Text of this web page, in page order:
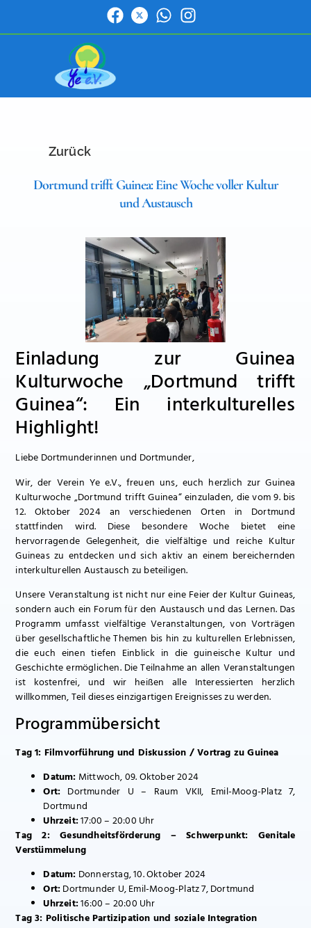
Zurück
Dortmund trifft Guinea: Eine Woche voller Kultur
und Austausch
Einladung zur Guinea
Kulturwoche „Dortmund trifft
Guinea“: Ein interkulturelles
Highlight!
Liebe Dortmunderinnen und Dortmunder,
Wir, der Verein Ye e.V., freuen uns, euch herzlich zur Guinea
Kulturwoche „Dortmund trifft Guinea“ einzuladen, die vom 9. bis
12. Oktober 2024 an verschiedenen Orten in Dortmund
stattfinden wird. Diese besondere Woche bietet eine
hervorragende Gelegenheit, die vielfältige und reiche Kultur
Guineas zu entdecken und sich aktiv an einem bereichernden
interkulturellen Austausch zu beteiligen.
Unsere Veranstaltung ist nicht nur eine Feier der Kultur Guineas,
sondern auch ein Forum für den Austausch und das Lernen. Das
Programm umfasst vielfältige Veranstaltungen, von Vorträgen
über gesellschaftliche Themen bis hin zu kulturellen Erlebnissen,
die euch einen tiefen Einblick in die guineische Kultur und
Geschichte ermöglichen. Die Teilnahme an allen Veranstaltungen
ist kostenfrei, und wir heißen alle Interessierten herzlich
willkommen, Teil dieses einzigartigen Ereignisses zu werden.
Programmübersicht
Tag 1: Filmvorführung und Diskussion / Vortrag zu Guinea
Datum: Mittwoch, 09. Oktober 2024
Ort: Dortmunder U – Raum VKII, Emil-Moog-Platz 7,
Dortmund
Uhrzeit:17:00 – 20:00 Uhr
Tag 2: Gesundheitsförderung – Schwerpunkt: Genitale
Verstümmelung
Datum: Donnerstag, 10. Oktober 2024
Ort:Dortmunder U, Emil-Moog-Platz 7, Dortmund
Uhrzeit:16:00 – 20:00 Uhr
Tag 3: Politische Partizipation und soziale Integration